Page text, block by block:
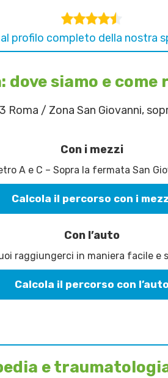
profilo completo della nostra
siamo e
Roma / Zona San Giovanni,
Con i mezzi
A e C – Sopra la fermata San
Calcola il percorso con i
Con l’auto
raggiungerci in maniera facile e
Calcola il percorso con l’auto
e